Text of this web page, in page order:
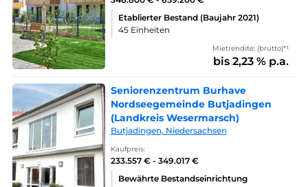
Etablierter Bestand (Baujahr 2021)
45 Einheiten
Mietrendite: (brutto)*¹
bis 2,23 % p.a.
Seniorenzentrum Burhave
Nordseegemeinde Butjadingen
(Landkreis Wesermarsch)
Butjadingen, Niedersachsen
Kaufpreis:
233.557 € - 349.017 €
Bewährte Bestandseinrichtung